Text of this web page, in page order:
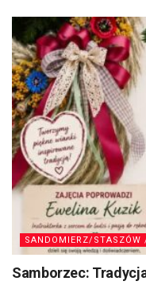
SANDOMIERZ/STASZÓW
Samborzec: